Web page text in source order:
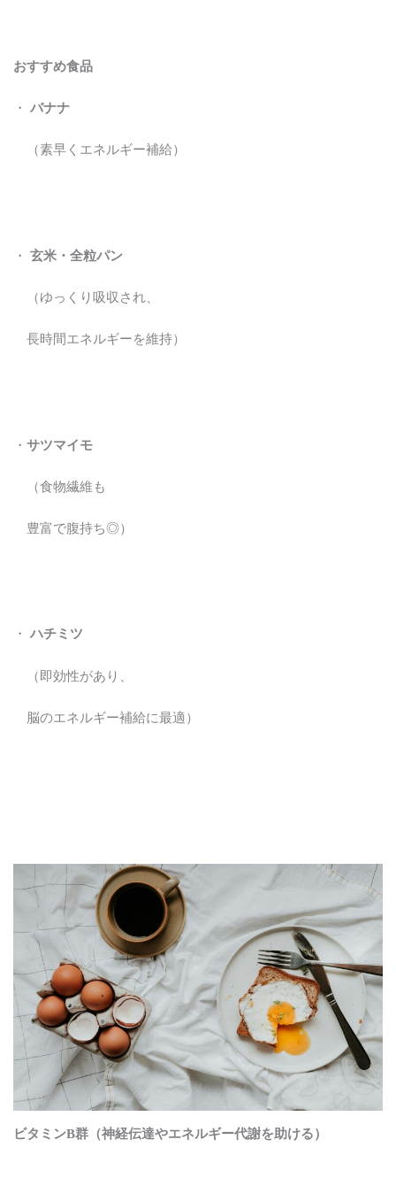
おすすめ食品
・ バナナ
（素早くエネルギー補給）
・ 玄米・全粒パン
（ゆっくり吸収され、
長時間エネルギーを維持）
・ サツマイモ
（食物繊維も
豊富で腹持ち◎）
・ ハチミツ
（即効性があり、
脳のエネルギー補給に最適）
ビタミンB群（神経伝達やエネルギー代謝を助ける）